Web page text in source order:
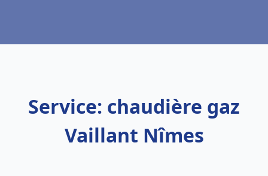
Service: chaudière gaz
Vaillant Nîmes